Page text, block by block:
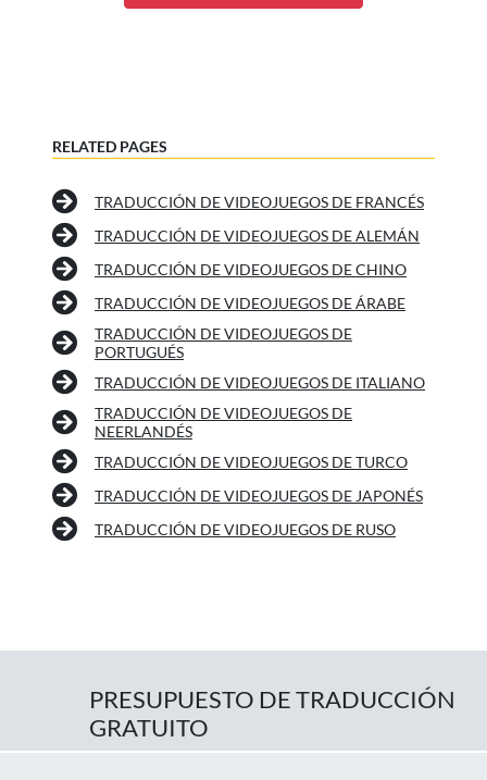
RELATED PAGES
TRADUCCIÓN DE VIDEOJUEGOS DE FRANCÉS
TRADUCCIÓN DE VIDEOJUEGOS DE ALEMÁN
TRADUCCIÓN DE VIDEOJUEGOS DE CHINO
TRADUCCIÓN DE VIDEOJUEGOS DE ÁRABE
TRADUCCIÓN DE VIDEOJUEGOS DE
PORTUGUÉS
TRADUCCIÓN DE VIDEOJUEGOS DE ITALIANO
TRADUCCIÓN DE VIDEOJUEGOS DE
NEERLANDÉS
TRADUCCIÓN DE VIDEOJUEGOS DE TURCO
TRADUCCIÓN DE VIDEOJUEGOS DE JAPONÉS
TRADUCCIÓN DE VIDEOJUEGOS DE RUSO
PRESUPUESTO DE TRADUCCIÓN
GRATUITO